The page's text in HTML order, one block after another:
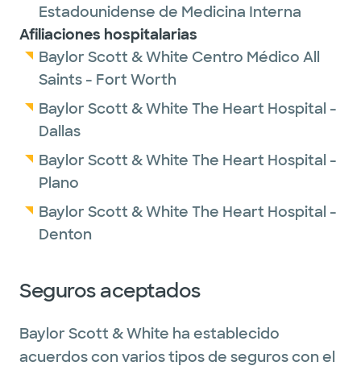
Estadounidense de Medicina Interna
Afiliaciones hospitalarias
Baylor Scott & White Centro Médico All
Saints - Fort Worth
Baylor Scott & White The Heart Hospital -
Dallas
Baylor Scott & White The Heart Hospital -
Plano
Baylor Scott & White The Heart Hospital -
Denton
Seguros aceptados
Baylor Scott & White ha establecido
acuerdos con varios tipos de seguros con el